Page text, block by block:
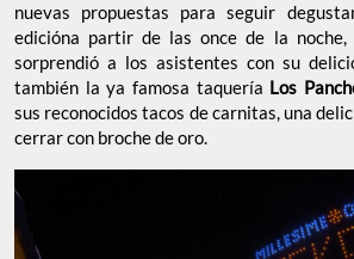
nuevas propuestas para seguir
edicióna partir de las once de la noche,
sorprendió a los asistentes con su
también la ya famosa taquería Los
sus reconocidos tacos de carnitas, una
cerrar con broche de oro.